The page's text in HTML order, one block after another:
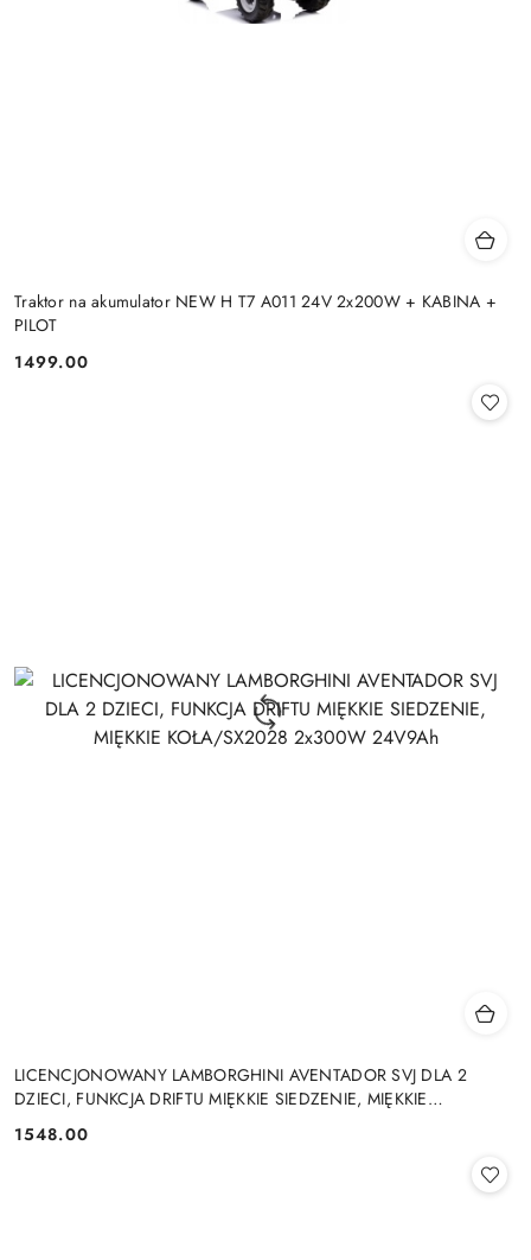
Traktor na akumulator NEW H T7 A011 24V 2x200W + KABINA +
PILOT
Cena:
1499.00
LICENCJONOWANY LAMBORGHINI AVENTADOR SVJ DLA 2
DZIECI, FUNKCJA DRIFTU MIĘKKIE SIEDZENIE, MIĘKKIE
Cena:
1548.00